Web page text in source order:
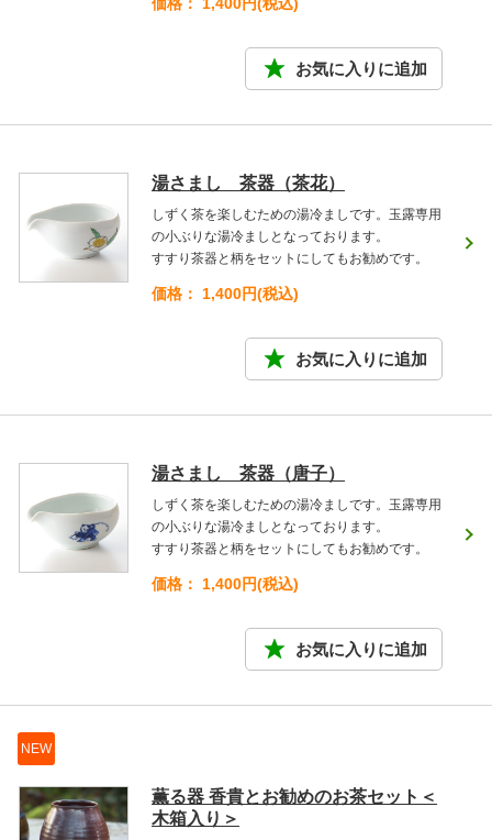
湯さまし 茶器（茶花）
しずく茶を楽しむための湯冷ましです。玉露専用
の小ぶりな湯冷ましとなっております。
すすり茶器と柄をセットにしてもお勧めです。
価格： 1,400円(税込)
湯さまし 茶器（唐子）
しずく茶を楽しむための湯冷ましです。玉露専用
の小ぶりな湯冷ましとなっております。
すすり茶器と柄をセットにしてもお勧めです。
価格： 1,400円(税込)
NEW
薫る器 香貴とお勧めのお茶セット＜
木箱入り＞